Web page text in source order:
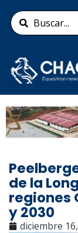
contenido
Search
...
Añade aquí tu
cabecera
de la
regiones
y 2030
diciembre